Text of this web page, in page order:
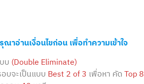
าอ่านเงื่อนไขก่อน เพื่อทำความเข้าใจ
บ (Double Eliminate)
บจะเป็นแบบ Best 2 of 3 เพื่อหา คัดTop 8